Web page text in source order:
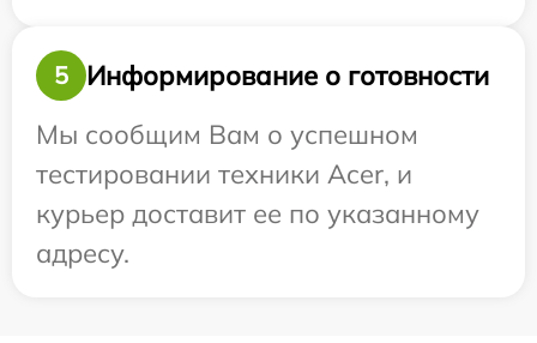
5
Информирование о готовности
Мы сообщим Вам о успешном
тестировании техники Acer, и
курьер доставит ее по указанному
адресу.